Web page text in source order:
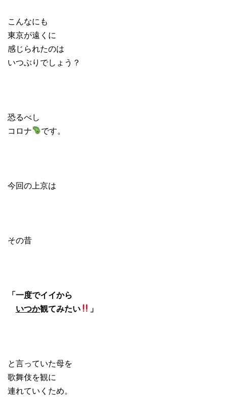
こんなにも
東京が遠くに
感じられたのは
いつぶりでしょう？
恐るべし
コロナ
です。
今回の上京は
その昔
「一度でイイから
いつか観てみたい 」
と言っていた母を
歌舞伎を観に
連れていくため。